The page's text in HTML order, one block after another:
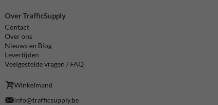
Over TrafficSupply
Contact
Over ons
Nieuws en Blog
Levertijden
Veelgestelde vragen / FAQ
Winkelmand
info@trafficsupply.be